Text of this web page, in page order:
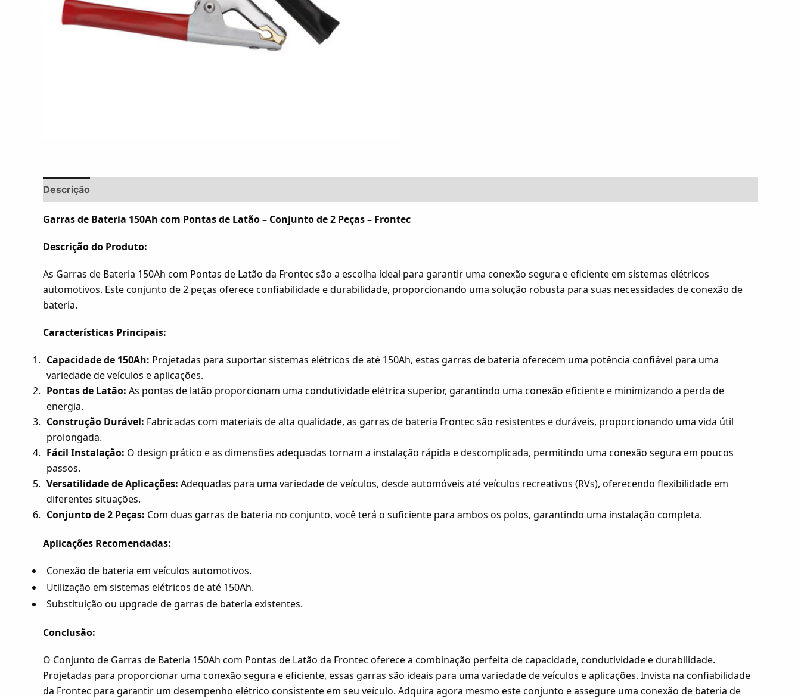
Descrição
Garras de Bateria 150Ah com Pontas de Latão – Conjunto de 2 Peças – Frontec
Descrição do Produto:
As Garras de Bateria 150Ah com Pontas de Latão da Frontec são a escolha ideal para garantir uma conexão segura e eficiente em sistemas elétricos
automotivos. Este conjunto de 2 peças oferece confiabilidade e durabilidade, proporcionando uma solução robusta para suas necessidades de conexão de
bateria.
Características Principais:
Capacidade de 150Ah: Projetadas para suportar sistemas elétricos de até 150Ah, estas garras de bateria oferecem uma potência confiável para uma
variedade de veículos e aplicações.
Pontas de Latão: As pontas de latão proporcionam uma condutividade elétrica superior, garantindo uma conexão eficiente e minimizando a perda de
energia.
Construção Durável: Fabricadas com materiais de alta qualidade, as garras de bateria Frontec são resistentes e duráveis, proporcionando uma vida útil
prolongada.
Fácil Instalação: O design prático e as dimensões adequadas tornam a instalação rápida e descomplicada, permitindo uma conexão segura em poucos
passos.
Versatilidade de Aplicações: Adequadas para uma variedade de veículos, desde automóveis até veículos recreativos (RVs), oferecendo flexibilidade em
diferentes situações.
Conjunto de 2 Peças: Com duas garras de bateria no conjunto, você terá o suficiente para ambos os polos, garantindo uma instalação completa.
Aplicações Recomendadas:
Conexão de bateria em veículos automotivos.
Utilização em sistemas elétricos de até 150Ah.
Substituição ou upgrade de garras de bateria existentes.
Conclusão:
O Conjunto de Garras de Bateria 150Ah com Pontas de Latão da Frontec oferece a combinação perfeita de capacidade, condutividade e durabilidade.
Projetadas para proporcionar uma conexão segura e eficiente, essas garras são ideais para uma variedade de veículos e aplicações. Invista na confiabilidade
da Frontec para garantir um desempenho elétrico consistente em seu veículo. Adquira agora mesmo este conjunto e assegure uma conexão de bateria de